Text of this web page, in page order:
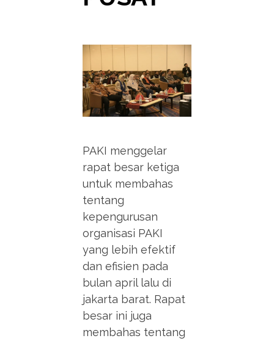
PAKI menggelar
rapat besar ketiga
untuk membahas
tentang
kepengurusan
organisasi PAKI
yang lebih efektif
dan efisien pada
bulan april lalu di
jakarta barat. Rapat
besar ini juga
membahas tentang